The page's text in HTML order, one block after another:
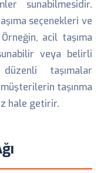
sunabilmesidir.
seçenekleri ve
acil taşıma
veya belirli
taşımalar
taşınma
hale getirir.